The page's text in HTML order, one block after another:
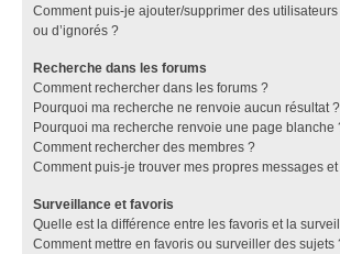
Comment puis-je ajouter/supprimer des utilisateurs
ou d’ignorés ?
Recherche dans les forums
Comment rechercher dans les forums ?
Pourquoi ma recherche ne renvoie aucun résultat ?
Pourquoi ma recherche renvoie une page blanche
Comment rechercher des membres ?
Comment puis-je trouver mes propres messages
Surveillance et favoris
Quelle est la différence entre les favoris et la
Comment mettre en favoris ou surveiller des sujets